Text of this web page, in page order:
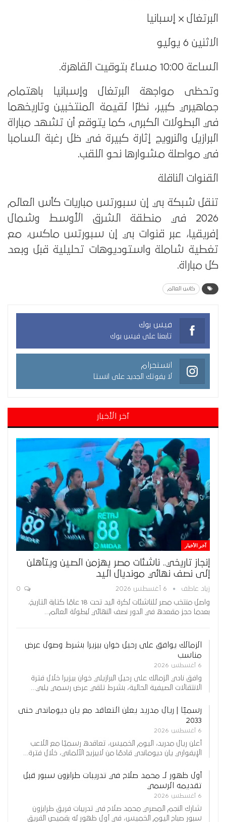
البرتغال × إسبانيا
الاثنين 6 يوليو
الساعة 10:00 مساءً بتوقيت القاهرة.
وتحظى مواجهة البرتغال وإسبانيا باهتمام
جماهيري كبير، نظرًا لقيمة المنتخبين وتاريخهما
في البطولات الكبرى، كما يتوقع أن تشهد مباراة
البرازيل والنرويج إثارة كبيرة في ظل رغبة السامبا
في مواصلة مشوارها نحو اللقب.
القنوات الناقلة
تنقل شبكة بي إن سبورتس مباريات كأس العالم
2026 في منطقة الشرق الأوسط وشمال
إفريقيا، عبر قنوات بي إن سبورتس ماكس، مع
تغطية شاملة واستوديوهات تحليلية قبل وبعد
كل مباراة.
كاس العالم
فيس بوك
تابعنا على فيس بوك
انستجرام
لا يفوتك الجديد على انستا
آخر الأخبار
آخر الأخبار
إنجاز تاريخي.. ناشئات مصر يهزمن الصين ويتأهلن
إلى نصف نهائي مونديال اليد
زياد عاطف 6 أغسطس 2026
واصل منتخب مصر للناشئات لكرة اليد تحت 18 عامًا كتابة التاريخ،
بعدما حجز مقعده في الدور نصف النهائي لبطولة العالم…
الزمالك يوافق على رحيل خوان بيزيرا بشرط وصول عرض
مناسب
6 أغسطس 2026
وافق نادي الزمالك على رحيل البرازيلي خوان بيزيرا خلال فترة
الانتقالات الصيفية الحالية، بشرط تلقي عرض رسمي يلبي…
رسميًا | ريال مدريد يعلن التعاقد مع يان ديوماندي حتى
2033
6 أغسطس 2026
أعلن ريال مدريد، اليوم الخميس، تعاقده رسميًا مع اللاعب
الإيفواري يان ديوماندي قادمًا من لايبزيج الألماني، خلال فترة…
أول ظهور لـ محمد صلاح في تدريبات طرابزون سبور قبل
تقديمه الرسمي
6 أغسطس 2026
شارك النجم المصري محمد صلاح في تدريبات فريق طرابزون
سبور صباح اليوم الخميس، في أول ظهور له بقميص الفريق